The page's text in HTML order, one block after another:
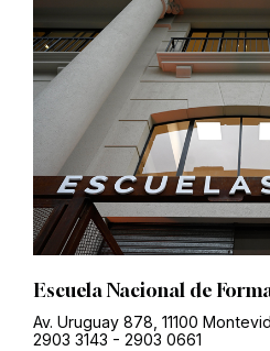
Escuela Nacional de
Av. Uruguay 878, 11100
2903 3143 - 2903 0661